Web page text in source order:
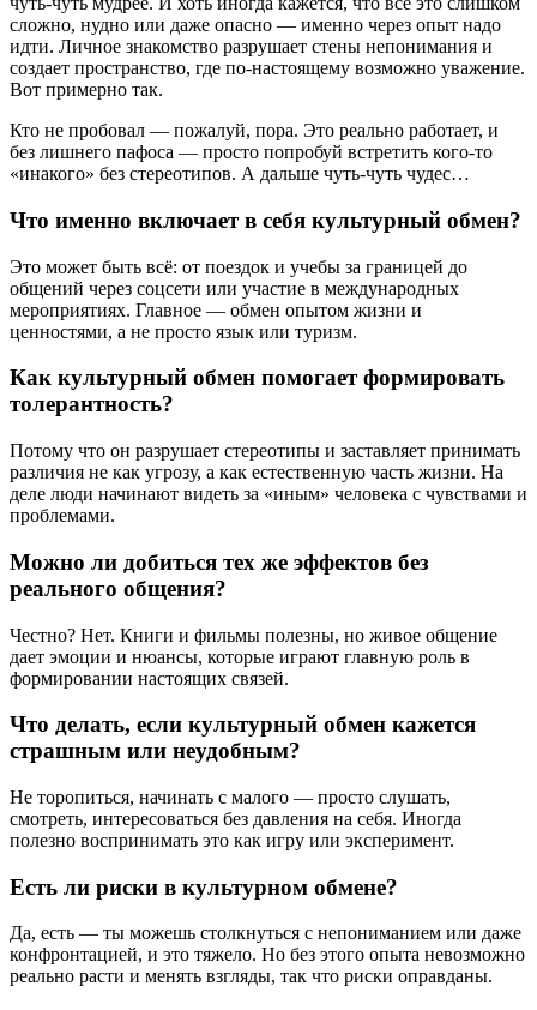
сложно, нудно или даже опасно — именно через опыт надо
идти. Личное знакомство разрушает стены непонимания и
создает пространство, где по-настоящему возможно уважение.
Вот примерно так.
Кто не пробовал — пожалуй, пора. Это реально работает, и
без лишнего пафоса — просто попробуй встретить кого-то
«инакого» без стереотипов. А дальше чуть-чуть чудес…
Что именно включает в себя культурный обмен?
Это может быть всё: от поездок и учебы за границей до
общений через соцсети или участие в международных
мероприятиях. Главное — обмен опытом жизни и
ценностями, а не просто язык или туризм.
Как культурный обмен помогает формировать
толерантность?
Потому что он разрушает стереотипы и заставляет принимать
различия не как угрозу, а как естественную часть жизни. На
деле люди начинают видеть за «иным» человека с чувствами и
проблемами.
Можно ли добиться тех же эффектов без
реального общения?
Честно? Нет. Книги и фильмы полезны, но живое общение
дает эмоции и нюансы, которые играют главную роль в
формировании настоящих связей.
Что делать, если культурный обмен кажется
страшным или неудобным?
Не торопиться, начинать с малого — просто слушать,
смотреть, интересоваться без давления на себя. Иногда
полезно воспринимать это как игру или эксперимент.
Есть ли риски в культурном обмене?
Да, есть — ты можешь столкнуться с непониманием или даже
конфронтацией, и это тяжело. Но без этого опыта невозможно
реально расти и менять взгляды, так что риски оправданы.